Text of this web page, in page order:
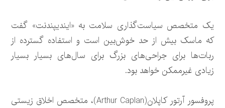
یک متخصص سیاست‌گذاری سلامت به «ایندیپندنت» گفت
که ماسک بیش از حد خوش‌بین است و استفاده گسترده از
ربات‌ها برای جراحی‌های بزرگ برای سال‌های بسیار بسیار
زیادی غیرممکن خواهد بود.
پروفسور آرتور کاپلان(Arthur Caplan)، متخصص اخلاق زیستی